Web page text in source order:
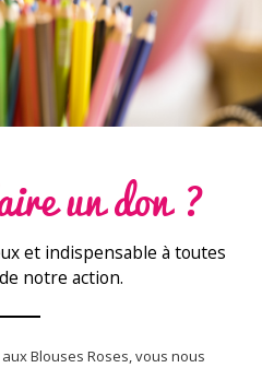
un don ?
et indispensable à toutes
notre action.
Blouses Roses, vous nous